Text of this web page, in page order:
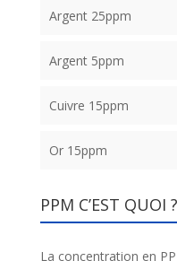
Argent 25ppm
Argent 5ppm
Cuivre 15ppm
Or 15ppm
PPM C’EST QUOI ?
La concentration en